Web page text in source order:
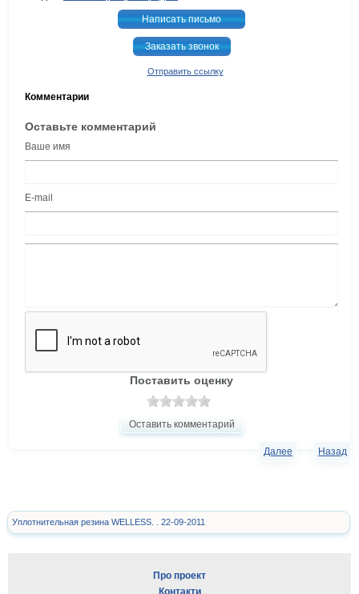
Написать письмо
Заказать звонок
Отправить ссылку
Комментарии
Оставьте комментарий
Ваше имя
E-mail
Поставить оценку
Оставить комментарий
Назад
Далее
Уплотнительная резина WELLESS. . 22-09-2011
Про проект